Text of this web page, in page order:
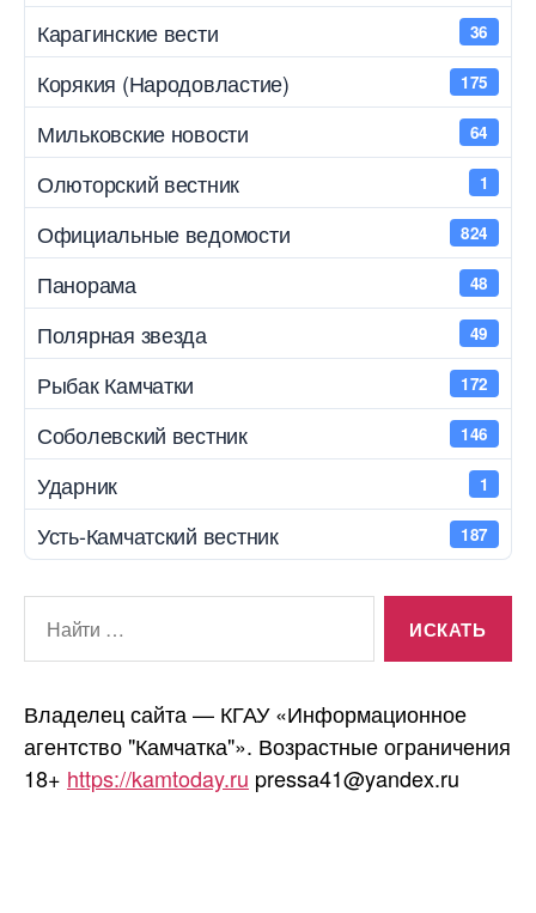
Карагинские вести 36
Корякия (Народовластие) 175
Мильковские новости 64
Олюторский вестник 1
Официальные ведомости 824
Панорама 48
Полярная звезда 49
Рыбак Камчатки 172
Соболевский вестник 146
Ударник 1
Усть-Камчатский вестник 187
Владелец сайта — КГАУ «Информационное
агентство "Камчатка"». Возрастные ограничения
18+ https://kamtoday.ru pressa41@yandex.ru